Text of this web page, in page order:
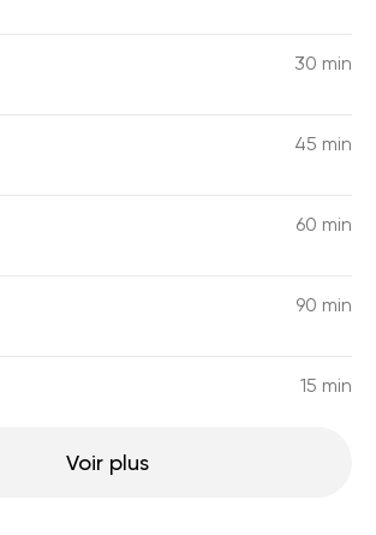
30 min
45 min
60 min
90 min
15 min
Voir plus